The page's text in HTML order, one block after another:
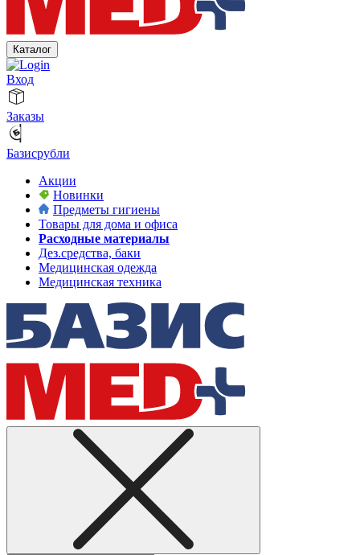
Каталог
Вход
Заказы
Базисрубли
Акции
Новинки
Предметы гигиены
Товары для дома и офиса
Расходные материалы
Дез.средства, баки
Медицинская одежда
Медицинская техника